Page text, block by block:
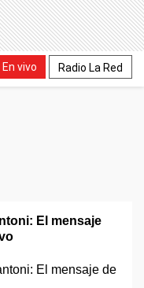
En vivo Radio La Red
El mensaje